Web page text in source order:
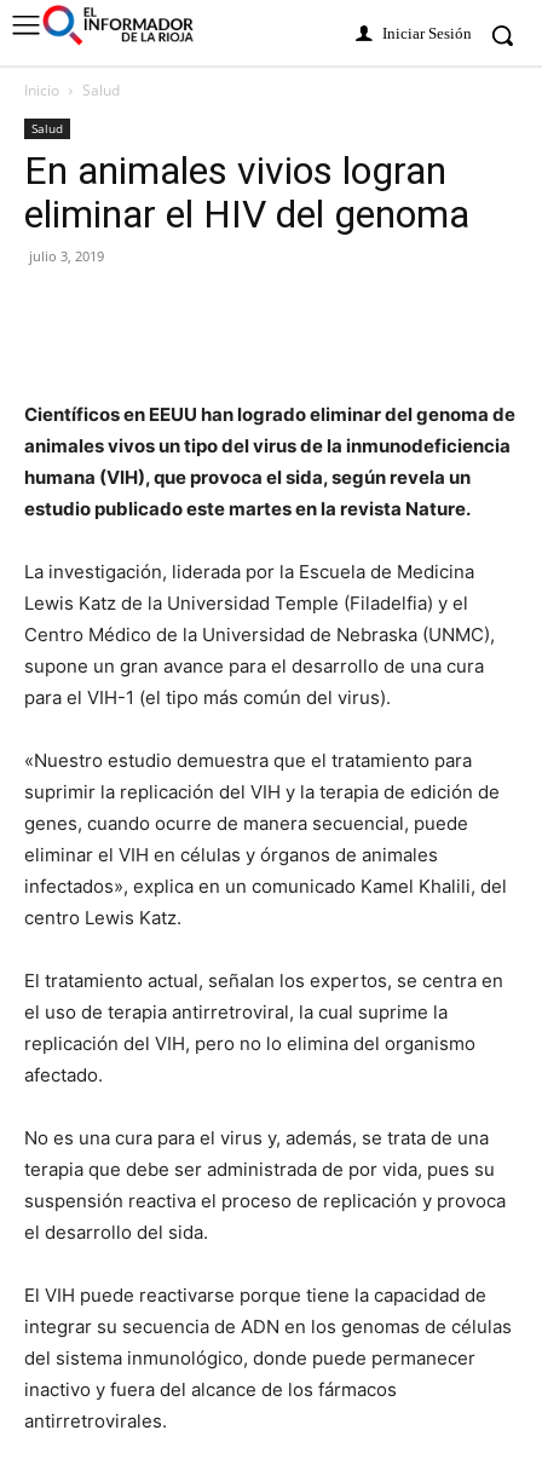
Iniciar Sesión
Inicio Salud
Salud
En animales vivios logran
eliminar el HIV del genoma
julio 3, 2019
Científicos en EEUU han logrado eliminar del genoma de
animales vivos un tipo del virus de la inmunodeficiencia
humana (VIH), que provoca el sida, según revela un
estudio publicado este martes en la revista Nature.
La investigación, liderada por la Escuela de Medicina
Lewis Katz de la Universidad Temple (Filadelfia) y el
Centro Médico de la Universidad de Nebraska (UNMC),
supone un gran avance para el desarrollo de una cura
para el VIH-1 (el tipo más común del virus).
«Nuestro estudio demuestra que el tratamiento para
suprimir la replicación del VIH y la terapia de edición de
genes, cuando ocurre de manera secuencial, puede
eliminar el VIH en células y órganos de animales
infectados», explica en un comunicado Kamel Khalili, del
centro Lewis Katz.
El tratamiento actual, señalan los expertos, se centra en
el uso de terapia antirretroviral, la cual suprime la
replicación del VIH, pero no lo elimina del organismo
afectado.
No es una cura para el virus y, además, se trata de una
terapia que debe ser administrada de por vida, pues su
suspensión reactiva el proceso de replicación y provoca
el desarrollo del sida.
El VIH puede reactivarse porque tiene la capacidad de
integrar su secuencia de ADN en los genomas de células
del sistema inmunológico, donde puede permanecer
inactivo y fuera del alcance de los fármacos
antirretrovirales.